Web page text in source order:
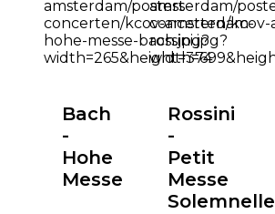
Bach
-
Hohe
Messe
Rossini
-
Petit
Messe
Solemnelle